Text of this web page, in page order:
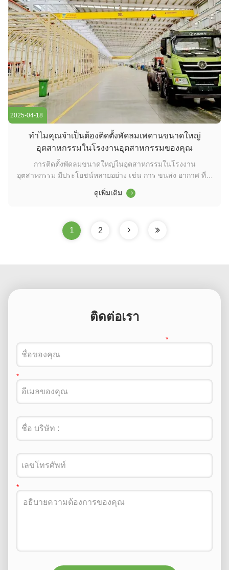
2025-04-18
ทําไมคุณจําเป็นต้องติดตั้งพัดลมเพดานขนาดใหญ่
อุตสาหกรรมในโรงงานอุตสาหกรรมของคุณ
การติดตั้งพัดลมขนาดใหญ่ในอุตสาหกรรมในโรงงาน
อุตสาหกรรม มีประโยชน์หลายอย่าง เช่น การ ขนส่ง อากาศ ที่ ดี
ขึ้น พัดลมขนาดใหญ่ช่วยให้อากาศไหลผ่านได้ดีขึ้น ลดความหนา
แน่นและความชื้น ทําให้สถานที่ทํางานสบายขึ้น ประสิทธิภาพ
ขนาดเล็ก พัดลมขนาดใหญ่ในอุ...
ดูเพิ่มเติม
1 2
ติดต่อเรา